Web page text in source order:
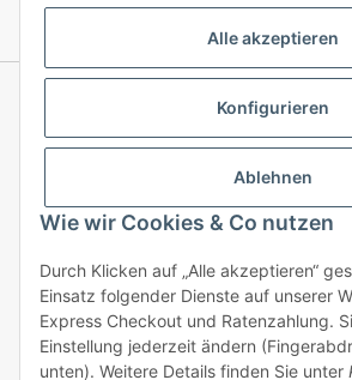
Alle akzeptieren
Konfigurieren
Ablehnen
Wie wir Cookies & Co nutzen
Durch Klicken auf „Alle akzeptieren“
Einsatz folgender Dienste auf unserer
Express Checkout und Ratenzahlung.
Einstellung jederzeit ändern
unten). Weitere Details finden Sie unter
Informationen
Gesetzliche Informationen
Vertrag widerrufen